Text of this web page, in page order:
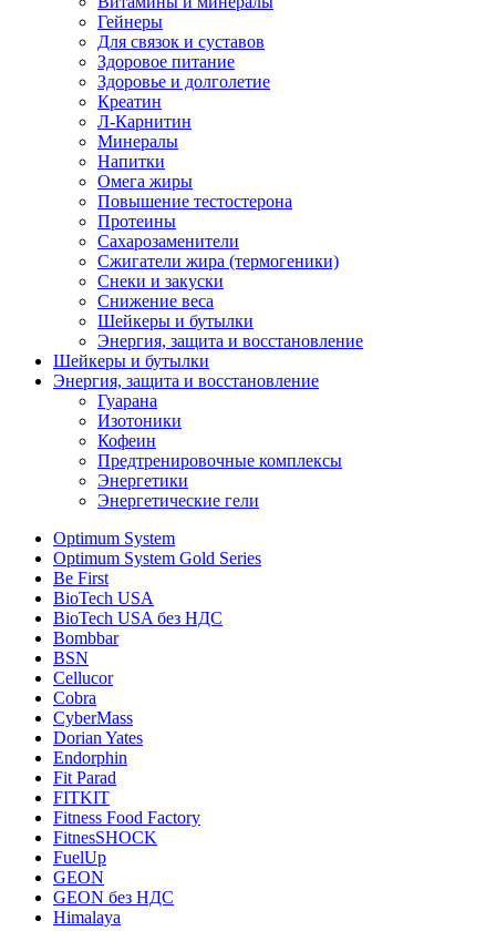
Гейнеры
Для связок и суставов
Здоровое питание
Здоровье и долголетие
Креатин
Л-Карнитин
Минералы
Напитки
Омега жиры
Повышение тестостерона
Протеины
Сахарозаменители
Сжигатели жира (термогеники)
Снеки и закуски
Снижение веса
Шейкеры и бутылки
Энергия, защита и восстановление
Шейкеры и бутылки
Энергия, защита и восстановление
Гуарана
Изотоники
Кофеин
Предтренировочные комплексы
Энергетики
Энергетические гели
Optimum System
Optimum System Gold Series
Be First
BioTech USA
BioTech USA без НДС
Bombbar
BSN
Cellucor
Cobra
CyberMass
Dorian Yates
Endorphin
Fit Parad
FITKIT
Fitness Food Factory
FitnesSHOCK
FuelUp
GEON
GEON без НДС
Himalaya